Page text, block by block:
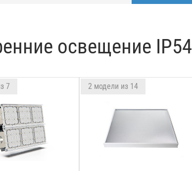
освещение IP54
7 2 модели из 14